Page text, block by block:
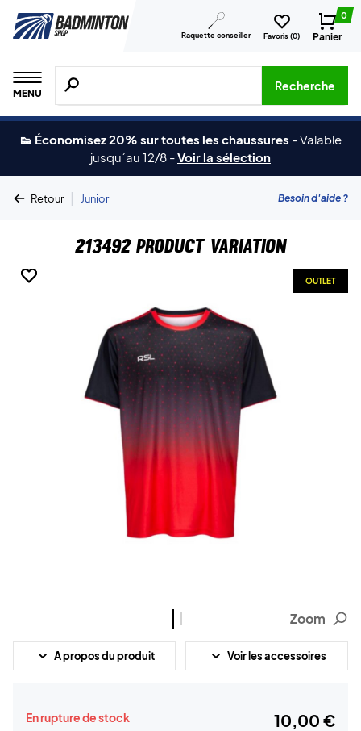
Raquette conseiller Favoris (0)
0
Panier
MENU
Recherche de produits, de marques, etc.
Recherche
👟 Économisez 20% sur toutes les chaussures -Valable
jusqu´au 12/8 -Voir la sélection
Retour | Junior Besoin d'aide ?
213492 Product Variation
OUTLET
OUTLET
Zoom
A propos du produit Voir les accessoires
En rupture de stock 10,00 €